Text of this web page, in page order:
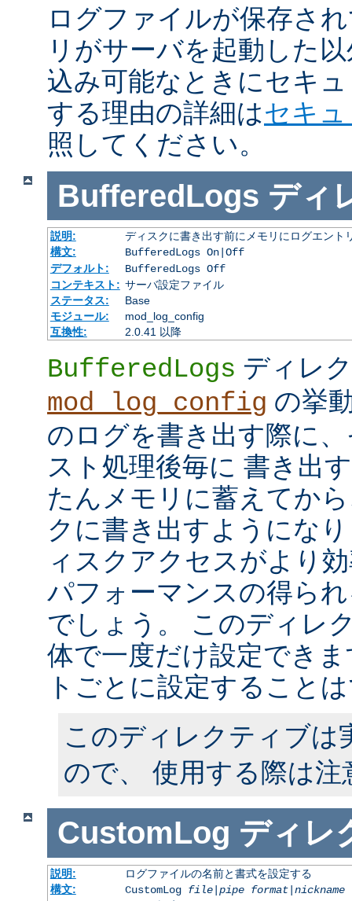
ログファイルが保存さ
リがサーバを起動した
込み可能なときにセキ
する理由の詳細はセキ
照してください。
BufferedLogs ディ
説明:
ディスクに書き出す前にメモリにログエント
構文:
BufferedLogs On|Off
デフォルト:
BufferedLogs Off
コンテキスト: サーバ設定ファイル
ステータス:
Base
モジュール:
mod_log_config
互換性:
2.0.41 以降
BufferedLogs ディレ
mod_log_config の挙
のログを書き出す際に
スト処理後毎に 書き出
たんメモリに蓄えてか
クに書き出すようにな
ィスクアクセスがより
パフォーマンスの得ら
でしょう。 このディレ
体で一度だけ設定でき
トごとに設定すること
このディレクティブは
ので、 使用する際は
CustomLog ディレ
説明:
ログファイルの名前と書式を設定する
構文:
CustomLog file|pipe format|nickname